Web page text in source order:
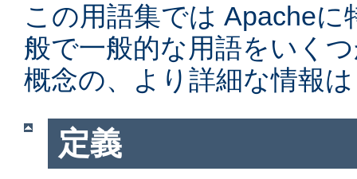
この用語集では Apache
般で一般的な用語をいく
概念の、より詳細な情報
定義